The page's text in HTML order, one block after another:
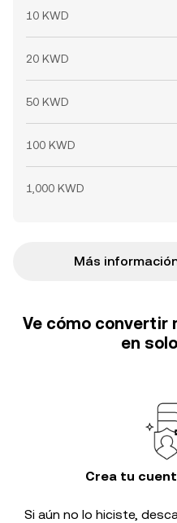
10 KWD
20 KWD
50 KWD
100 KWD
1,000 KWD
Más
Ve cómo convertir
en
Crea tu
Si aún no lo hiciste,